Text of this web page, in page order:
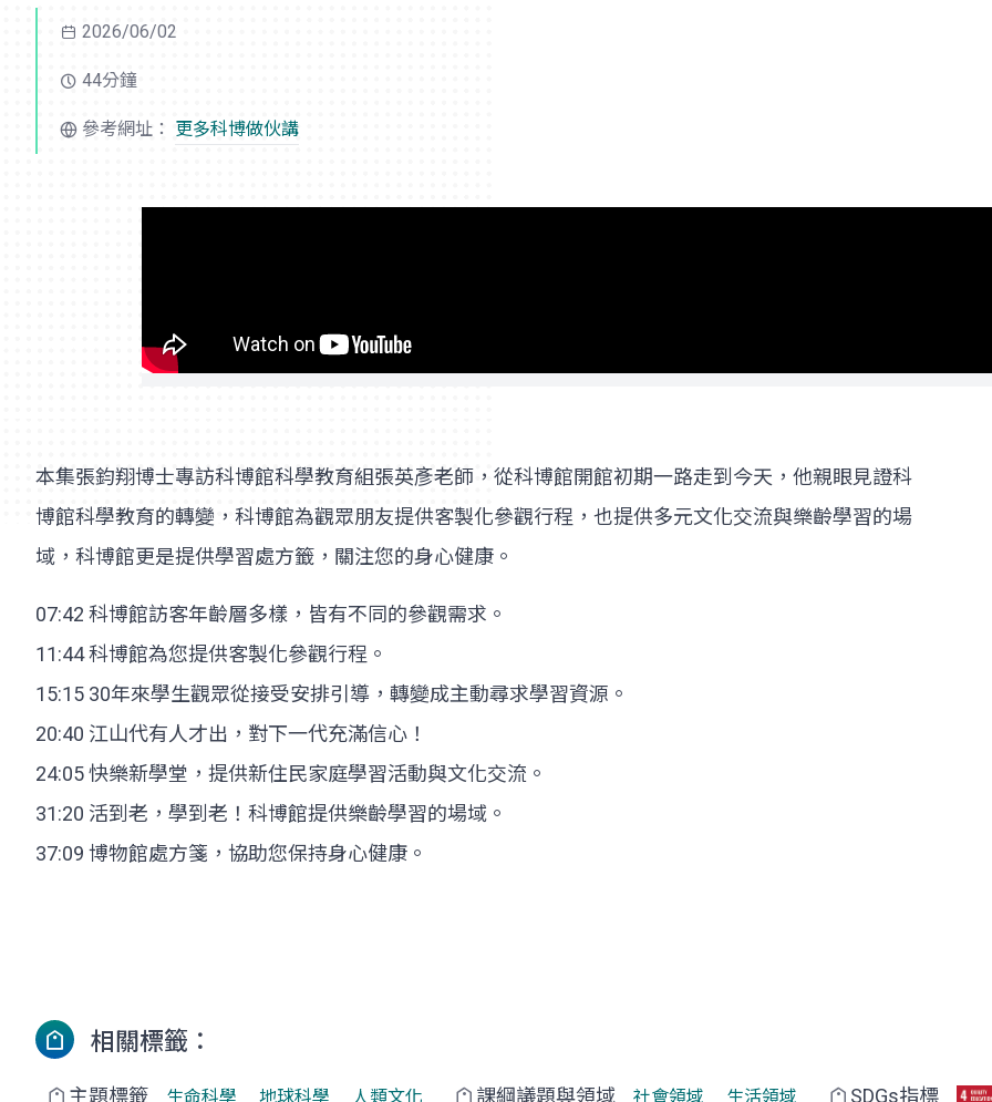
2026/06/02
44分鐘
參考網址： 更多科博做伙講
本集張鈞翔博士專訪科博館科學教育組張英彥老師，從科博館開館初期一路走到今天，他親眼見證科
博館科學教育的轉變，科博館為觀眾朋友提供客製化參觀行程，也提供多元文化交流與樂齡學習的場
域，科博館更是提供學習處方籤，關注您的身心健康。
07:42 科博館訪客年齡層多樣，皆有不同的參觀需求。
11:44 科博館為您提供客製化參觀行程。
15:15 30年來學生觀眾從接受安排引導，轉變成主動尋求學習資源。
20:40 江山代有人才出，對下一代充滿信心！
24:05 快樂新學堂，提供新住民家庭學習活動與文化交流。
31:20 活到老，學到老！科博館提供樂齡學習的場域。
37:09 博物館處方箋，協助您保持身心健康。
相關標籤：
主題標籤 生命科學 地球科學 人類文化 課綱議題與領域 社會領域 生活領域 SDGs指標